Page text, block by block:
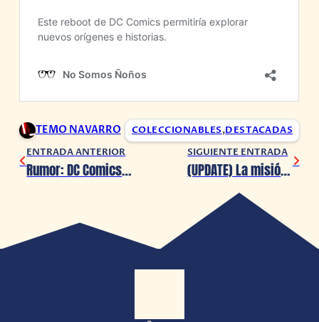
TEMO NAVARRO COLECCIONABLES,DESTACADAS
ENTRADA ANTERIOR
Rumor: DC Comics planea su propia versión del Universo Ultimate
SIGUIENTE ENTRADA
(UPDATE) La misión de Jabba the Hut en Star Wars Outlaws te va a costar $110 USD